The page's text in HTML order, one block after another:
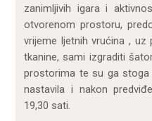
zanimljivih igara i
otvorenom prostoru,
vrijeme ljetnih vrućina ,
tkanine, sami izgraditi
prostorima te su ga stoga
nastavila i nakon
19,30 sati.